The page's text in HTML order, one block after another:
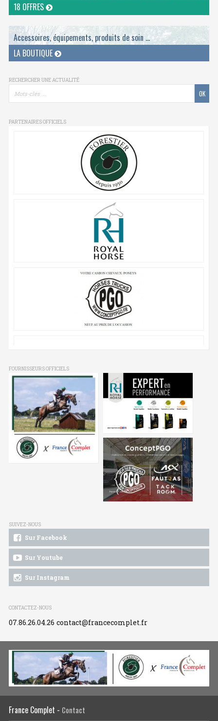
18 OFFRES
Accessoires, équipements, produits de soin ...
LA BOUTIQUE
RECHERCHER UNE ACTUALITÉ
PARTENAIRES OFFICIELS
FOURNISSEURS OFFICIELS
SUIVEZ-NOUS
Sur Facebook
Sur Youtube
Sur Instagram
CONTACTEZ-NOUS
07.86.26.04.26 contact@francecomplet.fr
France Complet - Contact